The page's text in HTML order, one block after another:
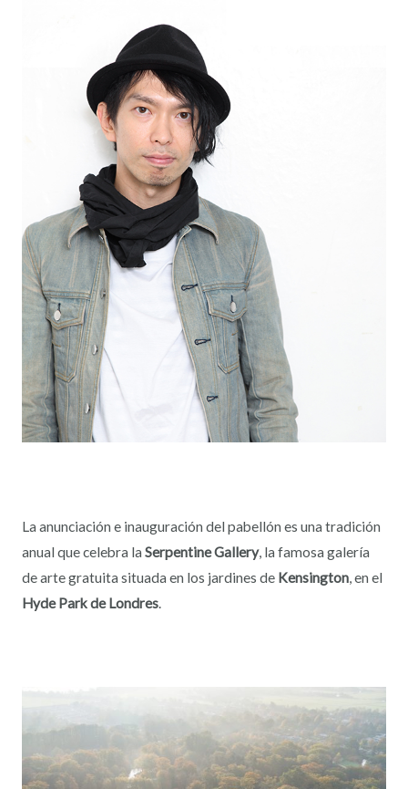
La anunciación e inauguración del pabellón es una tradición
anual que celebra la Serpentine Gallery, la famosa galería
de arte gratuita situada en los jardines de Kensington, en el
Hyde Park de Londres.